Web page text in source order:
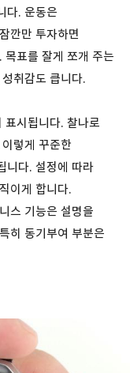
다. 운동은
깐만 투자하면
목표를 잘게 쪼개 주는
취감도 큽니다.
표시됩니다. 찰나로
렇게 꾸준한
니다. 설정에 따라
이게 합니다.
스 기능은 설명을
히 동기부여 부분은